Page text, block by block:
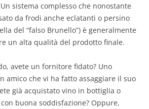
sistema complesso che nonostante
da frodi anche eclatanti o persino
del “falso Brunello”) è generalmente
un alta qualità del prodotto finale.
avete un fornitore fidato? Uno
amico che vi ha fatto assaggiare il suo
già acquistato vino in bottiglia o
buona soddisfazione? Oppure,